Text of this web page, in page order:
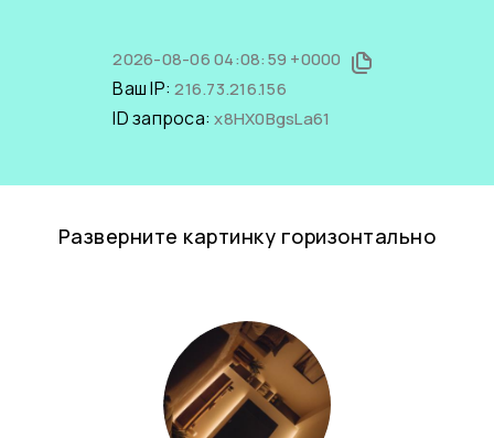
2026-08-06 04:08:59 +0000
Ваш IP:216.73.216.156
ID запроса:x8HX0BgsLa61
Разверните картинку горизонтально